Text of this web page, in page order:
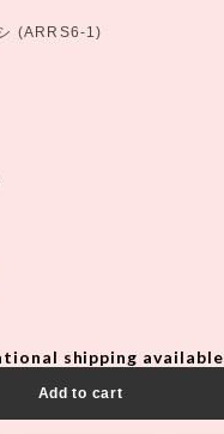
(ARRS6-1)
shipping available
Add to cart